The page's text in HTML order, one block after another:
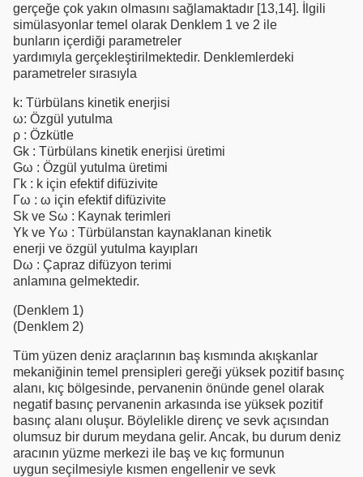
gerçeğe çok yakın olmasını sağlamaktadır [13,14]. İlgili
simülasyonlar temel olarak Denklem 1 ve 2 ile
bunların içerdiği parametreler
yardımıyla gerçekleştirilmektedir. Denklemlerdeki
parametreler sırasıyla
k: Türbülans kinetik enerjisi
ω: Özgül yutulma
ρ : Özkütle
Gk : Türbülans kinetik enerjisi üretimi
Gω : Özgül yutulma üretimi
Γk : k için efektif difüzivite
Γω : ω için efektif difüzivite
Sk ve Sω : Kaynak terimleri
Yk ve Yω : Türbülanstan kaynaklanan kinetik
enerji ve özgül yutulma kayıpları
Dω : Çapraz difüzyon terimi
anlamına gelmektedir.
(Denklem 1)
(Denklem 2)
Tüm yüzen deniz araçlarının baş kısmında akışkanlar
mekaniğinin temel prensipleri gereği yüksek pozitif basınç
alanı, kıç bölgesinde, pervanenin önünde genel olarak
negatif basınç pervanenin arkasında ise yüksek pozitif
basınç alanı oluşur. Böylelikle direnç ve sevk açısından
olumsuz bir durum meydana gelir. Ancak, bu durum deniz
aracının yüzme merkezi ile baş ve kıç formunun
uygun seçilmesiyle kısmen engellenir ve sevk